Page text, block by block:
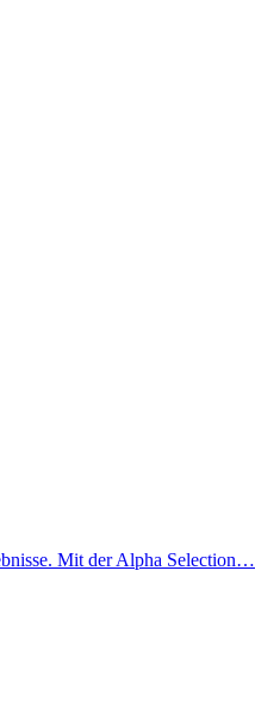
Mit der Alpha Selection…